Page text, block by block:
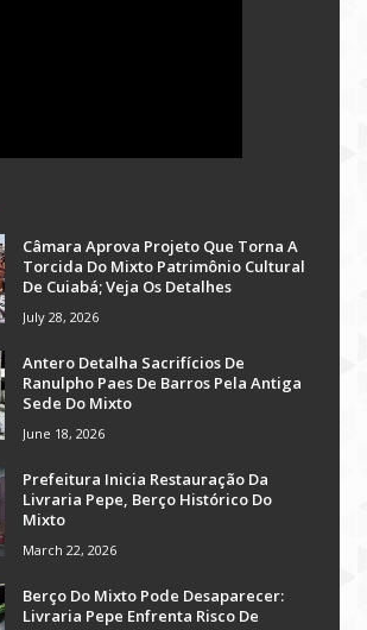
Câmara Aprova Projeto Que Torna A
Torcida Do Mixto Patrimônio Cultural
De Cuiabá; Veja Os Detalhes
July 28, 2026
Antero Detalha Sacrifícios De
Ranulpho Paes De Barros Pela Antiga
Sede Do Mixto
June 18, 2026
Prefeitura Inicia Restauração Da
Livraria Pepe, Berço Histórico Do
Mixto
March 22, 2026
Berço Do Mixto Pode Desaparecer:
Livraria Pepe Enfrenta Risco De